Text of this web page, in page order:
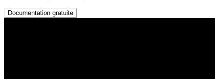
Documentation gratuite